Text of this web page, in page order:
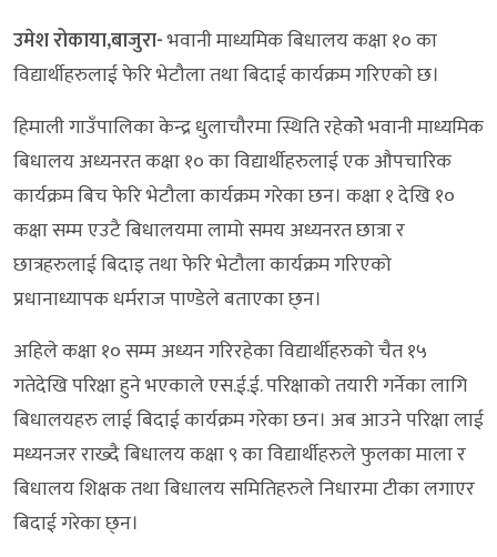
उमेश रोकाया,बाजुरा-भवानी माध्यमिक बिधालय कक्षा १० का
विद्यार्थीहरुलाई फेरि भेटौला तथा बिदाई कार्यक्रम गरिएको छ।
हिमाली गाउँपालिका केन्द्र धुलाचौरमा स्थिति रहेकोे भवानी माध्यमिक
बिधालय अध्यनरत कक्षा १० का विद्यार्थीहरुलाई एक औपचारिक
कार्यक्रम बिच फेरि भेटौला कार्यक्रम गरेका छन। कक्षा १ देखि १०
कक्षा सम्म एउटै बिधालयमा लामो समय अध्यनरत छात्रा र
छात्रहरुलाई बिदाइ तथा फेरि भेटौला कार्यक्रम गरिएको
प्रधानाध्यापक धर्मराज पाण्डेले बताएका छ्न।
अहिले कक्षा १० सम्म अध्यन गरिरहेका विद्यार्थीहरुको चैत १५
गतेदेखि परिक्षा हुने भएकाले एस.ई.ई. परिक्षाको तयारी गर्नेका लागि
बिधालयहरु लाई बिदाई कार्यक्रम गरेका छन। अब आउने परिक्षा लाई
मध्यनजर राख्दै बिधालय कक्षा ९ का विद्यार्थीहरुले फुलका माला र
बिधालय शिक्षक तथा बिधालय समितिहरुले निधारमा टीका लगाएर
बिदाई गरेका छ्न।